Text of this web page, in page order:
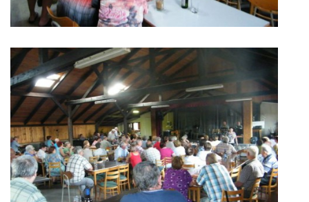
KNIHOVNÍ ŘÁD
HRY, KVÍZY, VZDĚLÁVÁNÍ ON-LINE
Obecní knihovna Chrášťany
Chrášťany 74
373 04